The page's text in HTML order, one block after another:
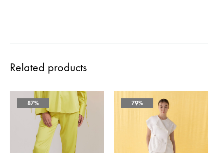
Related products
87% 79%